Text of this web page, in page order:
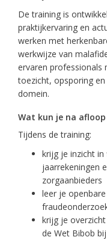
De training is
praktijkervaring en
werken met
werkwijze van
ervaren professionals
toezicht, opsporing
domein.
Wat kun je na
Tijdens de training:
krijg je inzicht
jaarrekeningen
zorgaanbieders
leer je
krijg je
de Wet Bibob